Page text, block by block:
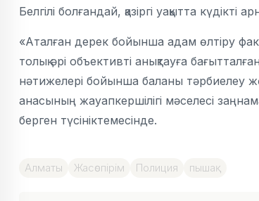
Белгілі болғандай, қазіргі уақытта
«Аталған дерек бойынша адам өлтіру
толық әрі объективті анықтауға
нәтижелері бойынша баланы тәрбиелеу
анасының жауапкершілігі мәселесі
берген түсініктемесінде.
Алматы Жасөспірім Полиция пышақ